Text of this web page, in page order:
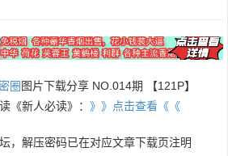
圈 图片下载分享 NO.014期 【121P】
《新人必读》： 》》点击查看《《
，解压密码已在对应文章下载页注明